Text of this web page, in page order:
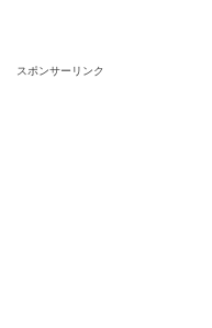
スポンサーリンク